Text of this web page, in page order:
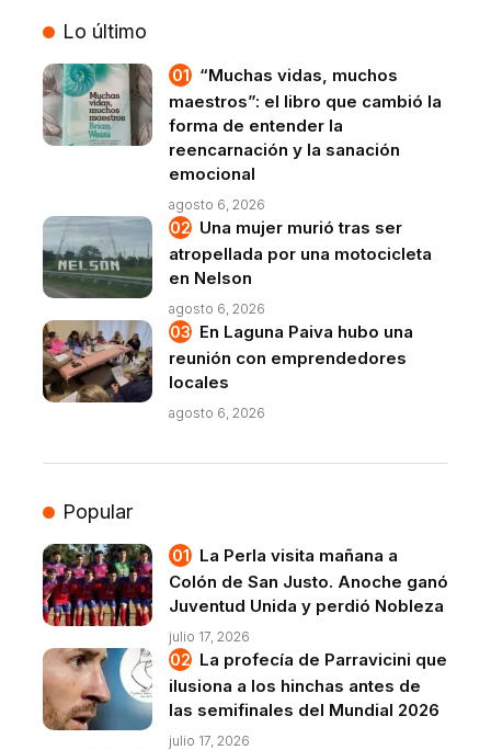
Lo último
“Muchas vidas, muchos
maestros”: el libro que cambió la
forma de entender la
reencarnación y la sanación
emocional
agosto 6, 2026
Una mujer murió tras ser
atropellada por una motocicleta
en Nelson
agosto 6, 2026
En Laguna Paiva hubo una
reunión con emprendedores
locales
agosto 6, 2026
Popular
La Perla visita mañana a
Colón de San Justo. Anoche ganó
Juventud Unida y perdió Nobleza
julio 17, 2026
La profecía de Parravicini que
ilusiona a los hinchas antes de
las semifinales del Mundial 2026
julio 17, 2026